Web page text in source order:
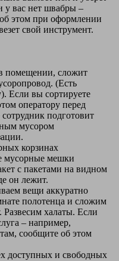
у вас нет швабры –
этом при оформлении
свой инструмент.
помещении, сложит
(Есть
Если вы сортируете
оператору перед
подготовит
мусором
корзинах
мусорные мешки
с пакетами на видном
он лежит.
вещи аккуратно
полотенца и сложим
Развесим халаты. Если
– например,
сообщите об этом
доступных и свободных